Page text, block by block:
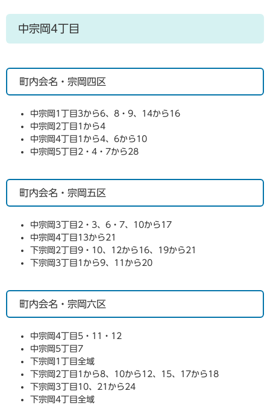
中宗岡4丁目
町内会名・宗岡四区
中宗岡1丁目3から6、8・9、14から16
中宗岡2丁目1から4
中宗岡4丁目1から4、6から10
中宗岡5丁目2・4・7から28
町内会名・宗岡五区
中宗岡3丁目2・3、6・7、10から17
中宗岡4丁目13から21
下宗岡2丁目9・10、12から16、19から21
下宗岡3丁目1から9、11から20
町内会名・宗岡六区
中宗岡4丁目5・11・12
中宗岡5丁目7
下宗岡1丁目全域
下宗岡2丁目1から8、10から12、15、17から18
下宗岡3丁目10、21から24
下宗岡4丁目全域